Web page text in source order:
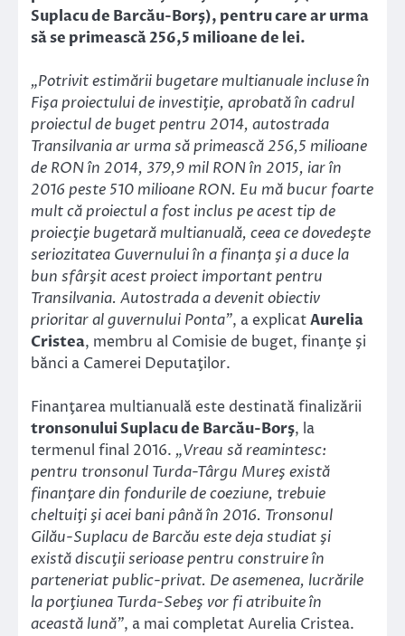
Suplacu de Barcău-Borş), pentru care ar urma
să se primească 256,5 milioane de lei.
„Potrivit estimării bugetare multianuale incluse în
Fişa proiectului de investiţie, aprobată în cadrul
proiectul de buget pentru 2014, autostrada
Transilvania ar urma să primească 256,5 milioane
de RON în 2014, 379,9 mil RON în 2015, iar în
2016 peste 510 milioane RON. Eu mă bucur foarte
mult că proiectul a fost inclus pe acest tip de
proiecţie bugetară multianuală, ceea ce dovedeşte
seriozitatea Guvernului în a finanţa şi a duce la
bun sfârşit acest proiect important pentru
Transilvania. Autostrada a devenit obiectiv
prioritar al guvernului Ponta”, a explicatAurelia
Cristea, membru al Comisie de buget, finanţe şi
bănci a Camerei Deputaţilor.
Finanţarea multianuală este destinată finalizării
tronsonului Suplacu de Barcău-Borş, la
termenul final 2016. „Vreau să reamintesc:
pentru tronsonul Turda-Târgu Mureş există
finanţare din fondurile de coeziune, trebuie
cheltuiţi şi acei bani până în 2016. Tronsonul
Gilău-Suplacu de Barcău este deja studiat şi
există discuţii serioase pentru construire în
parteneriat public-privat. De asemenea, lucrările
la porţiunea Turda-Sebeş vor fi atribuite în
această lună”, a mai completat Aurelia Cristea.